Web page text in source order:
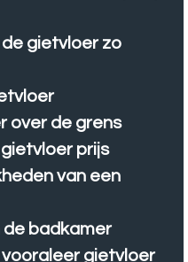
gietvloer zo
over de grens
prijs
van een
de badkamer
gietvloer